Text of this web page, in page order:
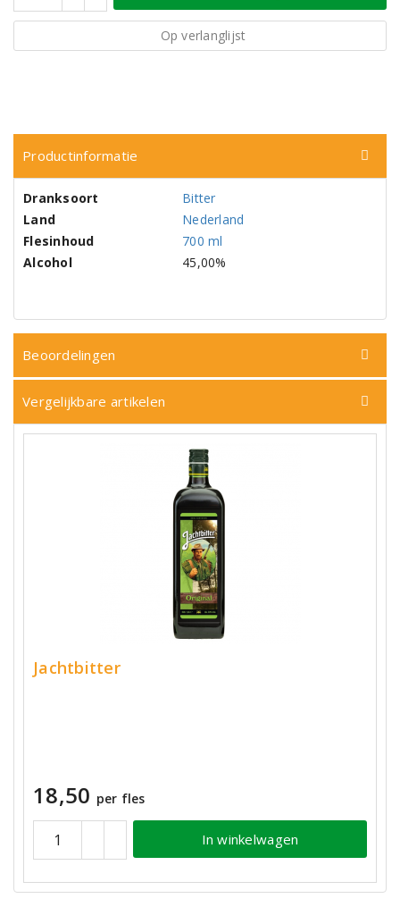
Op verlanglijst
Productinformatie
Dranksoort
Bitter
Land
Nederland
Flesinhoud
700 ml
Alcohol
45,00%
Beoordelingen
Vergelijkbare artikelen
Jachtbitter
18,50 per fles
In winkelwagen